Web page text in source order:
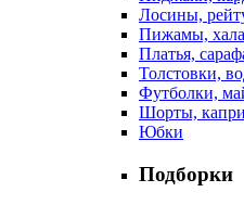
Лосины,
Пижамы,
Платья,
Толстовки,
Футболки,
Шорты, капри
Юбки
Подборки